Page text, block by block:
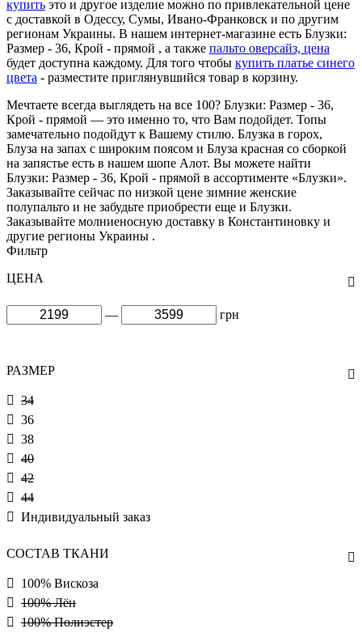
купить это и другое изделие можно по привлекательной цене
с доставкой в Одессу, Сумы, Ивано-Франковск и по другим
регионам Украины. В нашем интернет-магазине есть Блузки:
Размер - 36, Крой - прямой , а также пальто оверсайз, цена
будет доступна каждому. Для того чтобы купить платье синего
цвета - разместите приглянувшийся товар в корзину.
Мечтаете всегда выглядеть на все 100? Блузки: Размер - 36,
Крой - прямой — это именно то, что Вам подойдет. Топы
замечательно подойдут к Вашему стилю. Блузка в горох,
Блуза на запах с широким поясом и Блуза красная со сборкой
на запястье есть в нашем шопе Алот. Вы можете найти
Блузки: Размер - 36, Крой - прямой в ассортименте «Блузки».
Заказывайте сейчас по низкой цене зимние женские
полупальто и не забудьте приобрести еще и Блузки.
Заказывайте молниеносную доставку в Константиновку и
другие регионы Украины .
Фильтр
ЦЕНА
— грн
РАЗМЕР
34
36
38
40
42
44
Индивидуальный заказ
СОСТАВ ТКАНИ
100% Вискоза
100% Лён
100% Полиэстер